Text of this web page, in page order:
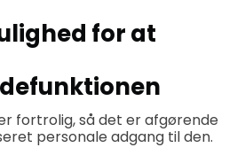
for at
fortrolig, så det er afgørende
personale adgang til den.